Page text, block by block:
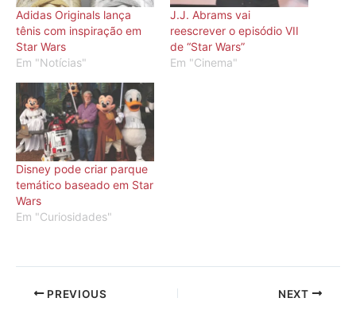
Adidas Originals lança
tênis com inspiração em
Star Wars
Em "Notícias"
J.J. Abrams vai
reescrever o episódio VII
de “Star Wars”
Em "Cinema"
Disney pode criar parque
temático baseado em Star
Wars
Em "Curiosidades"
PREVIOUS NEXT